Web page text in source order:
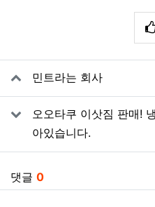
관련자료민트라는 회사
오오타쿠 이삿짐 판매!
아있습니다.
댓글 0